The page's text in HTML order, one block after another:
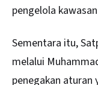
pengelola
Sementara itu,
melalui
penegakan aturan